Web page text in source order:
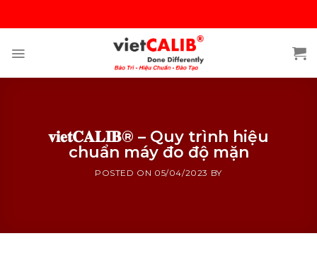
content
𝐯𝐢𝐞𝐭𝐂𝐀𝐋𝐈𝐁® – Quy trình hiệu
chuẩn máy đo độ mặn
POSTED ON 05/04/2023 BY